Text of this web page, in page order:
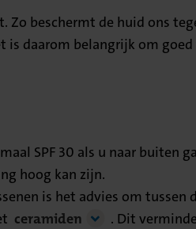
beschermt de huid ons
daarom belangrijk om
SPF 30 als u naar buiten
hoog kan zijn.
is het advies om tussen
ceramiden
. Dit